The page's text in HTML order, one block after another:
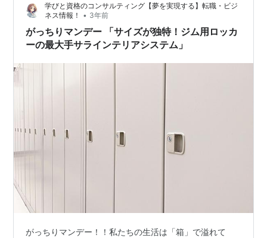
れることができます。 但し、（10㎡以下の建築物、およ
び確認申請を必要としない一…
学びと資格のコンサルティング【夢を実現する】転職・ビジ
ネス情報！
• 3年前
がっちりマンデー 「サイズが独特！ジム用ロッカ
ーの最大手サラインテリアシステム」
がっちりマンデー！！私たちの生活は「箱」で溢れて